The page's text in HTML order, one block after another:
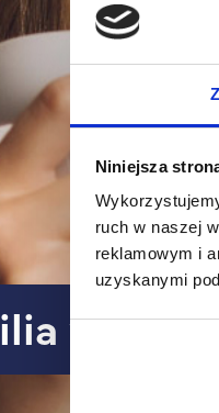
Niniejsza
ruch w naszej
reklamowym i
uzyskanymi
Filia w